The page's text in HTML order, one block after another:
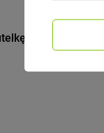
1L Melon